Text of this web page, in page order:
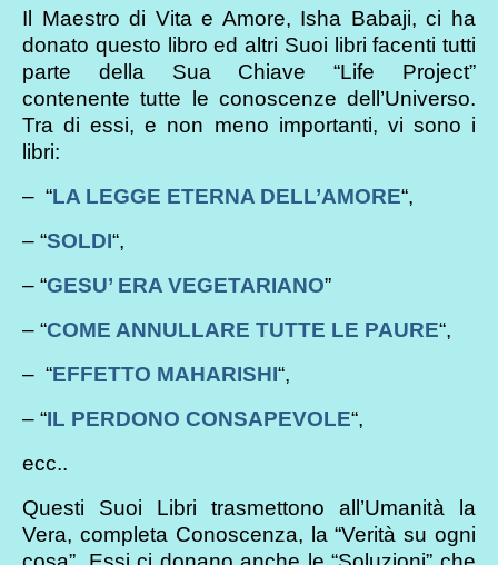
Il Maestro di Vita e Amore, Isha Babaji, ci ha
donato questo libro ed altri Suoi libri facenti tutti
parte della Sua Chiave “Life Project”
contenente tutte le conoscenze dell’Universo.
Tra di essi, e non meno importanti, vi sono i
libri:
– “LA LEGGE ETERNA DELL’AMORE“,
– “SOLDI“,
– “GESU’ ERA VEGETARIANO”
– “COME ANNULLARE TUTTE LE PAURE“,
– “EFFETTO MAHARISHI“,
– “IL PERDONO CONSAPEVOLE“,
ecc..
Questi Suoi Libri trasmettono all’Umanità la
Vera, completa Conoscenza, la “Verità su ogni